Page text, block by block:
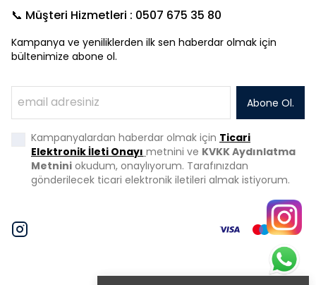
📞 Müşteri Hizmetleri : 0507 675 35 80
Kampanya ve yeniliklerden ilk sen haberdar olmak için
bültenimize abone ol.
Abone Ol.
Kampanyalardan haberdar olmak için Ticari
Elektronik İleti Onayı metnini ve KVKK Aydınlatma
Metnini okudum, onaylıyorum. Tarafınızdan
gönderilecek ticari elektronik iletileri almak istiyorum.